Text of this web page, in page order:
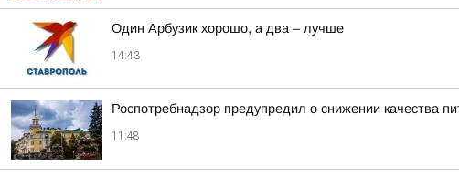
Один Арбузик хорошо, а два – лучше
14:43
Роспотребнадзор предупредил о снижении качества
11:48